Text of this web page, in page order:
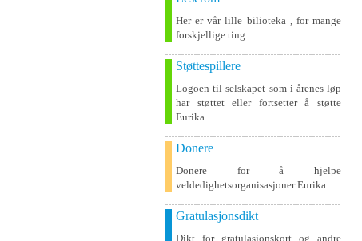
Her er vår lille bilioteka , for mange
forskjellige ting
Støttespillere
Logoen til selskapet som i årenes løp
har støttet eller fortsetter å støtte
Eurika .
Donere
Donere for å hjelpe
veldedighetsorganisasjoner Eurika
Gratulasjonsdikt
Dikt for gratulasjonskort og andre